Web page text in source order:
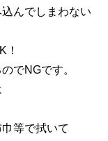
んでしまわない
！
でNGです。
等で拭いて